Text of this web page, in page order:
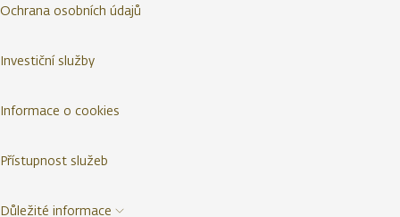
Ochrana osobních údajů
Investiční služby
Informace o cookies
Přístupnost služeb
Důležité informace